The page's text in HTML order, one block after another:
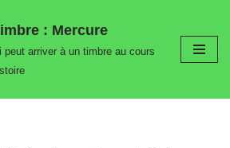
: Mercure
peut arriver à un timbre au cours